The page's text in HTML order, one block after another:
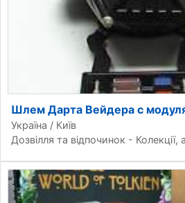
Шлем Дарта Вейдера с
Україна / Київ
Дозвілля та відпочинок - Колекції,